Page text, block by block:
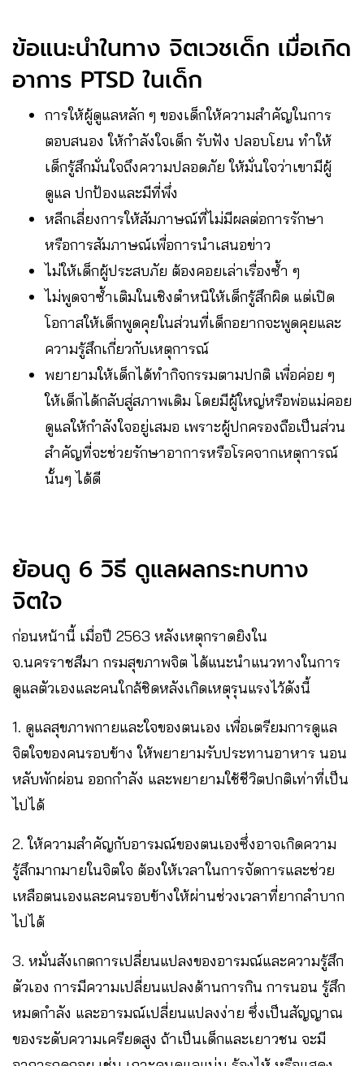
ข้อแนะนำในทาง จิตเวชเด็ก เมื่อเกิด
อาการ PTSD ในเด็ก
การให้ผู้ดูแลหลัก ๆ ของเด็กให้ความสำคัญในการ
ตอบสนอง ให้กำลังใจเด็ก รับฟัง ปลอบโยน ทำให้
เด็กรู้สึกมั่นใจถึงความปลอดภัย ให้มั่นใจว่าเขามีผู้
ดูแล ปกป้องและมีที่พึ่ง
หลีกเลี่ยงการให้สัมภาษณ์ที่ไม่มีผลต่อการรักษา
หรือการสัมภาษณ์เพื่อการนำเสนอข่าว
ไม่ให้เด็กผู้ประสบภัย ต้องคอยเล่าเรื่องซ้ำ ๆ
ไม่พูดจาซ้ำเติมในเชิงตำหนิให้เด็กรู้สึกผิด แต่เปิด
โอกาสให้เด็กพูดคุยในส่วนที่เด็กอยากจะพูดคุยและ
ความรู้สึกเกี่ยวกับเหตุการณ์
พยายามให้เด็กได้ทำกิจกรรมตามปกติ เพื่อค่อย ๆ
ให้เด็กได้กลับสู่สภาพเดิม โดยมีผู้ใหญ่หรือพ่อแม่คอย
ดูแลให้กำลังใจอยู่เสมอ เพราะผู้ปกครองถือเป็นส่วน
สำคัญที่จะช่วยรักษาอาการหรือโรคจากเหตุการณ์
นั้นๆ ได้ดี
ย้อนดู 6 วิธี ดูแลผลกระทบทาง
จิตใจ
ก่อนหน้านี้ เมื่อปี 2563 หลังเหตุกราดยิงใน
จ.นครราชสีมา กรมสุขภาพจิต ได้แนะนำแนวทางในการ
ดูแลตัวเองและคนใกล้ชิดหลังเกิดเหตุรุนแรงไว้ดังนี้
1. ดูแลสุขภาพกายและใจของตนเอง เพื่อเตรียมการดูแล
จิตใจของคนรอบข้าง ให้พยายามรับประทานอาหาร นอน
หลับพักผ่อน ออกกำลัง และพยายามใช้ชีวิตปกติเท่าที่เป็น
ไปได้
2. ให้ความสำคัญกับอารมณ์ของตนเองซึ่งอาจเกิดความ
รู้สึกมากมายในจิตใจ ต้องให้เวลาในการจัดการและช่วย
เหลือตนเองและคนรอบข้างให้ผ่านช่วงเวลาที่ยากลำบาก
ไปได้
3. หมั่นสังเกตการเปลี่ยนแปลงของอารมณ์และความรู้สึก
ตัวเอง การมีความเปลี่ยนแปลงด้านการกิน การนอน รู้สึก
หมดกำลัง และอารมณ์เปลี่ยนแปลงง่าย ซึ่งเป็นสัญญาณ
ของระดับความเครียดสูง ถ้าเป็นเด็กและเยาวชน จะมี